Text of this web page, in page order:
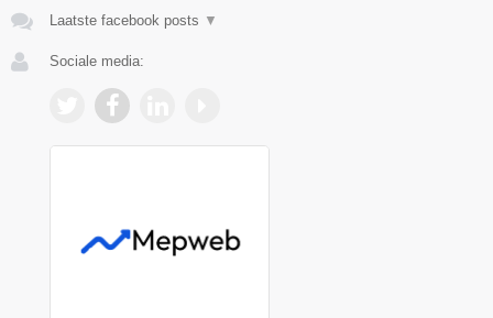
Laatste facebook posts ▼
Sociale media: